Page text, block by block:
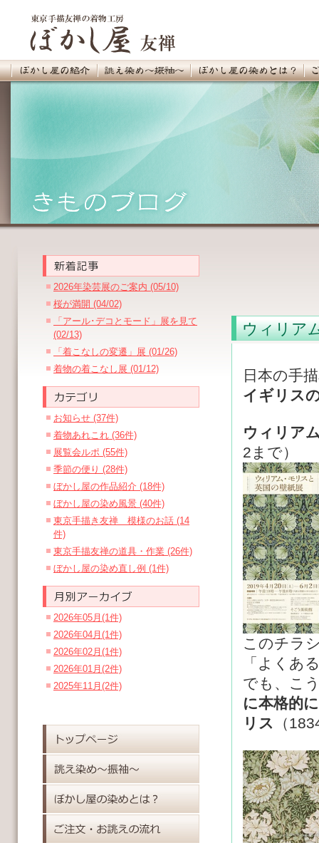
2026年染芸展のご案内 (05/10)
桜が満開 (04/02)
「アール･デコとモード」展を見て
(02/13)
「着こなしの変遷」展 (01/26)
着物の着こなし展 (01/12)
お知らせ (37件)
着物あれこれ (36件)
展覧会ルポ (55件)
季節の便り (28件)
ぼかし屋の作品紹介 (18件)
ぼかし屋の染め風景 (40件)
東京手描き友禅 模様のお話 (14
件)
東京手描友禅の道具・作業 (26件)
ぼかし屋の染め直し例 (1件)
2026年05月(1件)
2026年04月(1件)
2026年02月(1件)
2026年01月(2件)
2025年11月(2件)
ウィリア
日本の手
イギリス
ウィリア
2まで）
このチラ
「よくあ
でも、こ
に本格的
リス
（